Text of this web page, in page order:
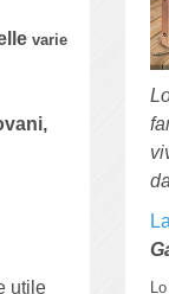
varie
utile